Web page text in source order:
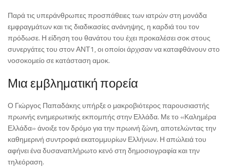
Παρά τις υπεράνθρωπες προσπάθειες των ιατρών στη μονάδα
εμφραγμάτων και τις διαδικασίες ανάνηψης, η καρδιά του τον
πρόδωσε. Η είδηση του θανάτου του έχει προκαλέσει σοκ στους
συνεργάτες του στον ΑΝΤ1, οι οποίοι άρχισαν να καταφθάνουν στο
νοσοκομείο σε κατάσταση αμοκ.
Μια εμβληματική πορεία
Ο Γιώργος Παπαδάκης υπήρξε ο μακροβιότερος παρουσιαστής
πρωινής ενημερωτικής εκπομπής στην Ελλάδα. Με το «Καλημέρα
Ελλάδα» άνοιξε τον δρόμο για την πρωινή ζώνη, αποτελώντας την
καθημερινή συντροφιά εκατομμυρίων Ελλήνων. Η απώλειά του
αφήνει ένα δυσαναπλήρωτο κενό στη δημοσιογραφία και την
τηλεόραση.